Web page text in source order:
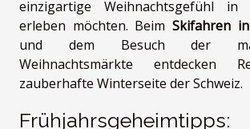
einzigartige Weihnachtsgefühl in
erleben möchten. Beim Skifahren
und dem Besuch der
Weihnachtsmärkte entdecken
zauberhafte Winterseite der Schweiz.
Frühjahrsgeheimtipps: